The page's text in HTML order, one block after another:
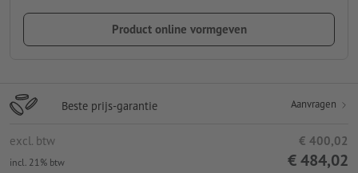
Product online vormgeven
Beste prijs-garantie Aanvragen
excl. btw € 400,02
incl. 21% btw € 484,02